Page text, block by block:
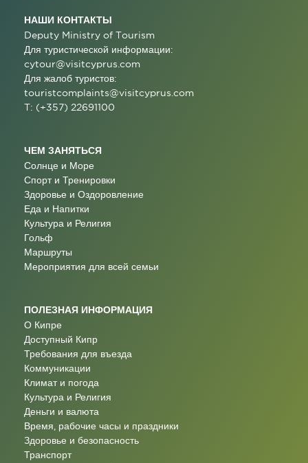
НАШИ КОНТАКТЫ
Deputy Ministry of Tourism
Для туристической информации:
cytour@visitcyprus.com
Для жалоб туристов:
touristcomplaints@visitcyprus.com
T: (+357) 22691100
ЧЕМ ЗАНЯТЬСЯ
Солнце и Море
Спорт и Тренировки
Здоровье и Оздоровление
Еда и Напитки
Культура и Религия
Гольф
Маршруты
Мероприятия для всей семьи
ПОЛЕЗНАЯ ИНФОРМАЦИЯ
О Кипре
Доступный Кипр
Требования для въезда
Коммуникации
Климат и погода
Культура и Религия
Деньги и валюта
Время, рабочие часы и праздники
Здоровье и безопасность
Транспорт